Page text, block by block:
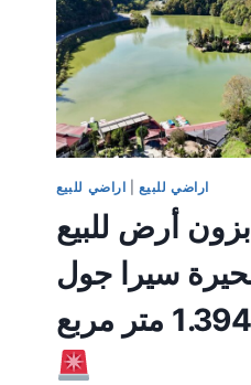
اراضي للبيع| اراضي للبيع
أرض للبيع
سيرا جول